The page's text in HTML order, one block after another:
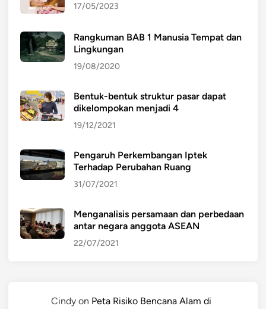
17/05/2023
Rangkuman BAB 1 Manusia Tempat dan
Lingkungan
19/08/2020
Bentuk-bentuk struktur pasar dapat
dikelompokan menjadi 4
19/12/2021
Pengaruh Perkembangan Iptek
Terhadap Perubahan Ruang
31/07/2021
Menganalisis persamaan dan perbedaan
antar negara anggota ASEAN
22/07/2021
Cindy on Peta Risiko Bencana Alam di